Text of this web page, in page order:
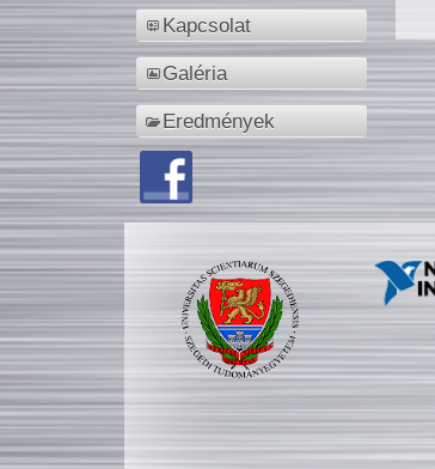
Kapcsolat
Galéria
Eredmények